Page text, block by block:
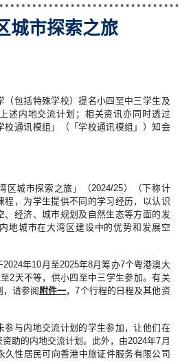
城市探索之旅
（包括特殊学校）提名小四至中三学生及
述内地交流计划；相关资讯亦同时透过
校通讯模组」（「学校通讯模组」）知会
区城市探索之旅」（2024/25）（下称计
程，为学生提供不同的学习经历，以认识
、经济、城市规划及自然生态等方面的发
地城市在大湾区建设中的优势和发展空
年10月至2025年8月筹办7个粤港澳大
2天不等，供小四至中三学生参加。有关
请参阅 附件一，7个行程的日程及其他资
参与内地交流计划的学生参加，让他们在
助的内地交流计划。此外，由2024年7月
久性居民可向香港中旅证件服务有限公司